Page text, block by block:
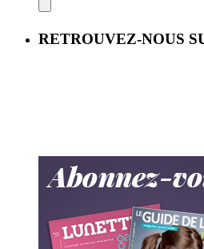
RETROUVEZ-NOUS